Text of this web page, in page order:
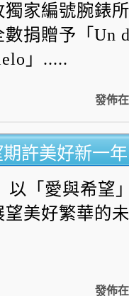
獨家編號腕錶
數捐贈予「Un
」.....
發佈在
許美好新一年
以「愛與希望
望美好繁華的
發佈在